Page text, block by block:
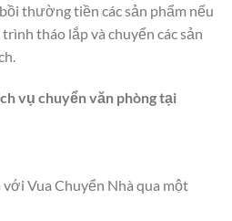
thường tiền các sản phẩm nếu
tháo lắp và chuyển các sản
vụ chuyển văn phòng tại
Vua Chuyển Nhà qua một